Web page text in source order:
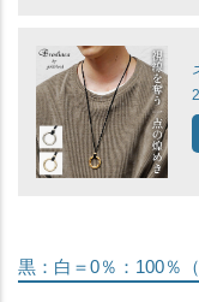
黒：白＝0％：100％